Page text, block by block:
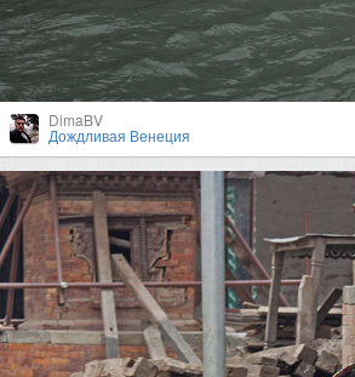
DimaBV
Дождливая Венеция